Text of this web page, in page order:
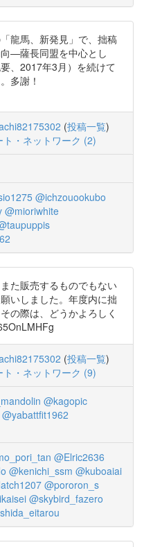
龍馬、新発見」で、拙稿
向―薩長同盟を中心とし
、2017年3月）を続けて
多謝！
(投稿一覧)
ト・ネットワーク (2)
@ichzouookubo
@mioriwhite
た販売するものでもない
いしました。年度内に拙
の際は、どうかよろしく
(投稿一覧)
ト・ネットワーク (9)
@kagopic
@yabattfit1962
@Elric2636
@kenichi_ssm @kuboaiai
@pororon_s
@skybird_fazero